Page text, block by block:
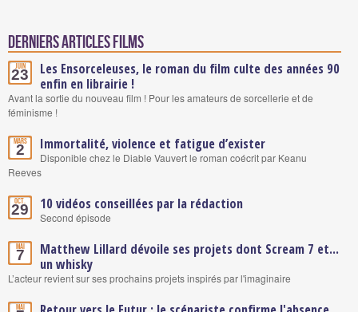
Derniers articles Films
Juin
23
Les Ensorceleuses, le roman du film culte des années 90
enfin en librairie !
Avant la sortie du nouveau film ! Pour les amateurs de sorcellerie et de
féminisme !
Mars
2 Immortalité, violence et fatigue d’exister
Disponible chez le Diable Vauvert le roman coécrit par Keanu
Reeves
Oct.
29 10 vidéos conseillées par la rédaction
Second épisode
Mai
7
Matthew Lillard dévoile ses projets dont Scream 7 et...
un whisky
L’acteur revient sur ses prochains projets inspirés par l'imaginaire
Mai